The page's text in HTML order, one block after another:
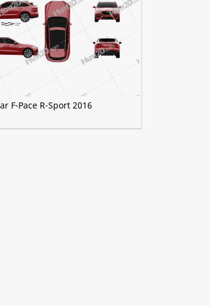
F-Pace R-Sport 2016